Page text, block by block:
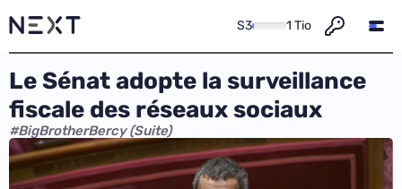
S3 1 Tio
Le Sénat adopte la surveillance
fiscale des réseaux sociaux
#BigBrotherBercy (Suite)